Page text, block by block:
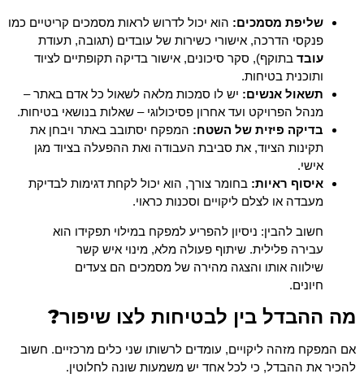
שליפת מסמכים: הוא יכול לדרוש לראות מסמכים קריטיים כמו
פנקסי הדרכה, אישורי כשירות של עובדים (תגובה, תעודת
עובד בתוקף), סקר סיכונים, אישור בדיקה תקופתיים לציוד
ותוכנית בטיחות.
תשאול אנשים: יש לו סמכות מלאה לשאול כל אדם באתר –
מנהל הפרויקט ועד אחרון פסיכולוגי – שאלות בנושאי בטיחות.
בדיקה פיזית של השטח: המפקח יסתובב באתר ויבחן את
תקינות הציוד, את סביבת העבודה ואת ההפעלה בציוד מגן
אישי.
איסוף ראיות: בחומר צורך, הוא יכול לקחת דגימות לבדיקת
מעבדה או לצלם ליקויים וסכנות כראוי.
חשוב להבין: ניסיון להפריע למפקח במילוי תפקידו הוא
עבירה פלילית. שיתוף פעולה מלא, מינוי איש קשר
שילווה אותו והצגה מהירה של מסמכים הם צעדים
חיונים.
מה ההבדל בין לבטיחות לצו שיפור?
אם המפקח מזהה ליקויים, עומדים לרשותו שני כלים מרכזיים. חשוב
להכיר את ההבדל, כי לכל אחד יש משמעות שונה לחלוטין.